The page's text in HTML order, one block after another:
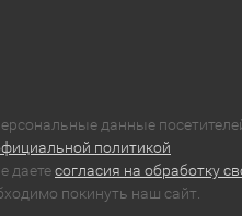
данные
политикой
даетесогласия на обработку
покинуть наш сайт.